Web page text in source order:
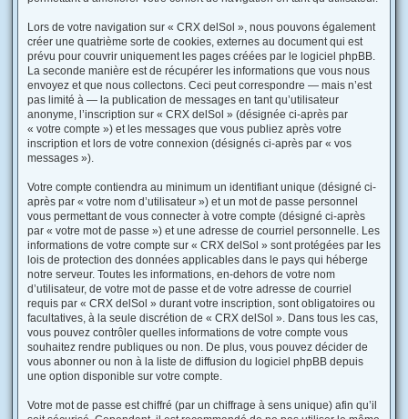
Lors de votre navigation sur « CRX delSol », nous pouvons également
créer une quatrième sorte de cookies, externes au document qui est
prévu pour couvrir uniquement les pages créées par le logiciel phpBB.
La seconde manière est de récupérer les informations que vous nous
envoyez et que nous collectons. Ceci peut correspondre — mais n’est
pas limité à — la publication de messages en tant qu’utilisateur
anonyme, l’inscription sur « CRX delSol » (désignée ci-après par
« votre compte ») et les messages que vous publiez après votre
inscription et lors de votre connexion (désignés ci-après par « vos
messages »).
Votre compte contiendra au minimum un identifiant unique (désigné ci-
après par « votre nom d’utilisateur ») et un mot de passe personnel
vous permettant de vous connecter à votre compte (désigné ci-après
par « votre mot de passe ») et une adresse de courriel personnelle. Les
informations de votre compte sur « CRX delSol » sont protégées par les
lois de protection des données applicables dans le pays qui héberge
notre serveur. Toutes les informations, en-dehors de votre nom
d’utilisateur, de votre mot de passe et de votre adresse de courriel
requis par « CRX delSol » durant votre inscription, sont obligatoires ou
facultatives, à la seule discrétion de « CRX delSol ». Dans tous les cas,
vous pouvez contrôler quelles informations de votre compte vous
souhaitez rendre publiques ou non. De plus, vous pouvez décider de
vous abonner ou non à la liste de diffusion du logiciel phpBB depuis
une option disponible sur votre compte.
Votre mot de passe est chiffré (par un chiffrage à sens unique) afin qu’il